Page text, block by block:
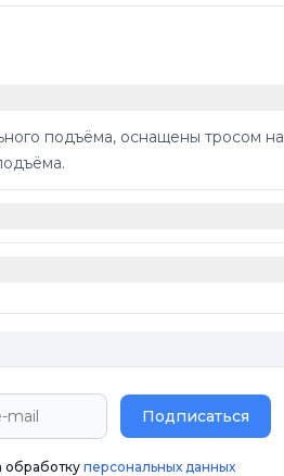
подъёма, оснащены тросом на
Подписаться
обработкуперсональных данных